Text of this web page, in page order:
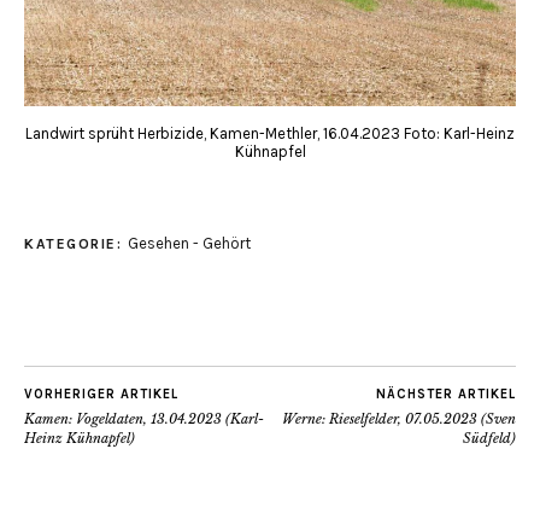
Landwirt sprüht Herbizide, Kamen-Methler, 16.04.2023 Foto: Karl-Heinz
Kühnapfel
KATEGORIE: Gesehen - Gehört
VORHERIGER ARTIKEL
Kamen: Vogeldaten, 13.04.2023 (Karl-
Heinz Kühnapfel)
NÄCHSTER ARTIKEL
Werne: Rieselfelder, 07.05.2023 (Sven
Südfeld)